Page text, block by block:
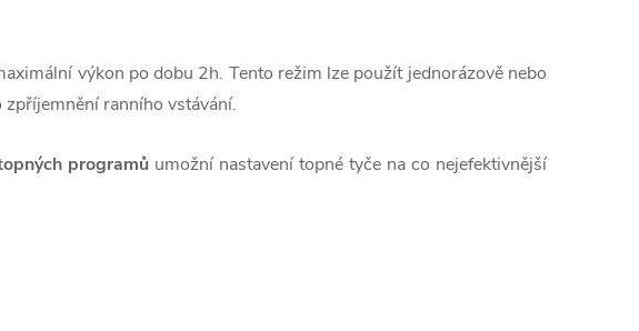
výkon po dobu 2h. Tento režim lze použít jednorázově nebo
ranního vstávání.
programů umožní nastavení topné tyče na co nejefektivnější